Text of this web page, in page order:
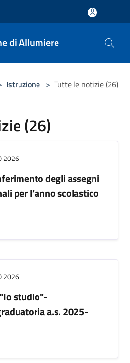
di Allumiere
Istruzione > Tutte le notizie (26)
(26)
2026
degli assegni
per l’anno scolastico
2026
studio"-
a.s. 2025-